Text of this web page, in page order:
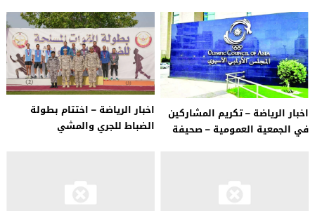
اخبار الرياضة – تكريم المشاركين
في الجمعية العمومية – صحيفة
اخبار الرياضة – اختتام بطولة
الضباط للجري والمشي